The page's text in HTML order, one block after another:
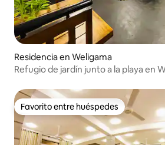
Residencia en Weligama
Refugio de jardín junto a la playa en
Favorito entre huéspedes
Favorito entre huéspedes